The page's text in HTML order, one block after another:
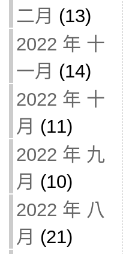
二月 (13)
2022 年 十
一月 (14)
2022 年 十
月 (11)
2022 年 九
月 (10)
2022 年 八
月 (21)